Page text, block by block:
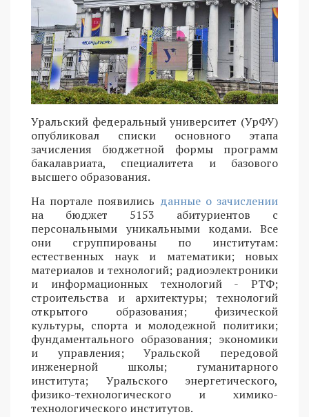
Уральский федеральный университет (УрФУ)
опубликовал списки основного этапа
зачисления бюджетной формы программ
бакалавриата, специалитета и базового
высшего образования.
На портале появились данные о зачислении
на бюджет 5153 абитуриентов с
персональными уникальными кодами. Все
они сгруппированы по институтам:
естественных наук и математики; новых
материалов и технологий; радиоэлектроники
и информационных технологий - РТФ;
строительства и архитектуры; технологий
открытого образования; физической
культуры, спорта и молодежной политики;
фундаментального образования; экономики
и управления; Уральской передовой
инженерной школы; гуманитарного
института; Уральского энергетического,
физико-технологического и химико-
технологического институтов.